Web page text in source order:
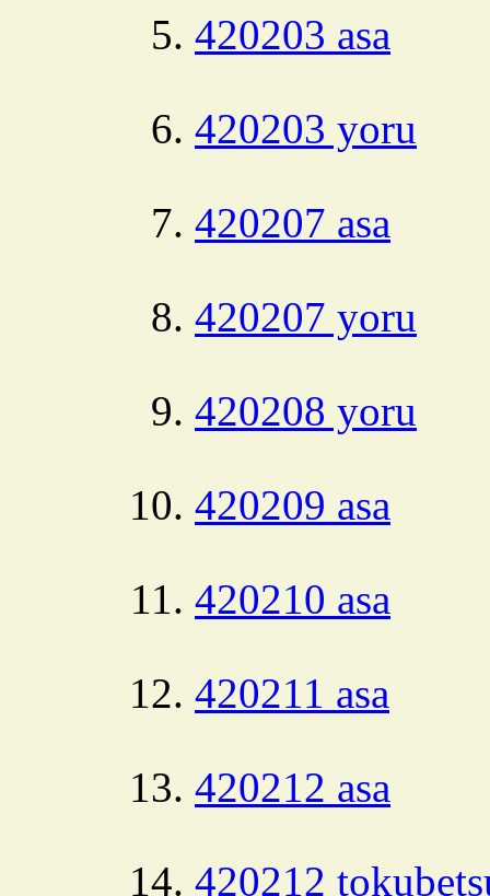
420203 asa
420203 yoru
420207 asa
420207 yoru
420208 yoru
420209 asa
420210 asa
420211 asa
420212 asa
420212